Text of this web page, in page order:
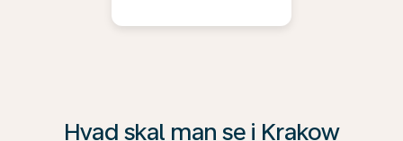
Hvad skal man se i Krakow